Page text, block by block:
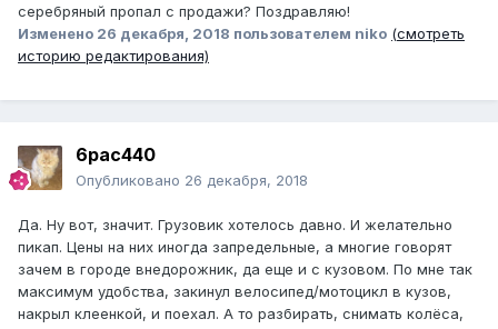
серебряный пропал с продажи? Поздравляю!
Изменено 26 декабря, 2018 пользователем niko (смотреть
историю редактирования)
6pac440
Опубликовано 26 декабря, 2018
Да. Ну вот, значит. Грузовик хотелось давно. И желательно
пикап. Цены на них иногда запредельные, а многие говорят
зачем в городе внедорожник, да еще и с кузовом. По мне так
максимум удобства, закинул велосипед/мотоцикл в кузов,
накрыл клеенкой, и поехал. А то разбирать, снимать колёса,